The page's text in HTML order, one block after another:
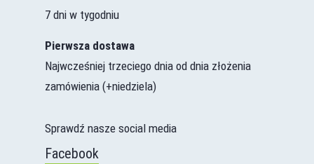
7 dni w tygodniu
Pierwsza dostawa
Najwcześniej trzeciego dnia od dnia złożenia
zamówienia (+niedziela)
Sprawdź nasze social media
Facebook